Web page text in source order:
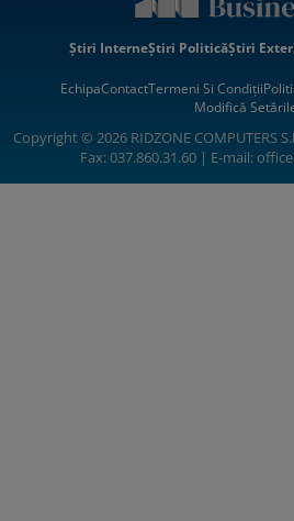
Știri InterneȘtiri PoliticăȘtiri
EchipaContactTermeni Si Condiții
Modifică
Copyright © 2026 RIDZONE COMPUTERS
Fax: 037.860.31.60 | E-mail: